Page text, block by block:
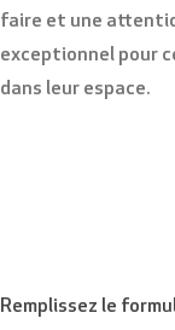
faire et une
exceptionnel pour
dans leur espace.
Remplissez le